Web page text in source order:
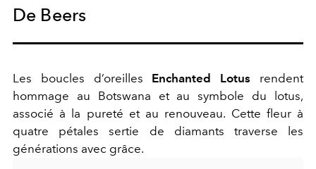
De Beers
Les boucles d’oreilles Enchanted Lotus rendent
hommage au Botswana et au symbole du lotus,
associé à la pureté et au renouveau. Cette fleur à
quatre pétales sertie de diamants traverse les
générations avec grâce.